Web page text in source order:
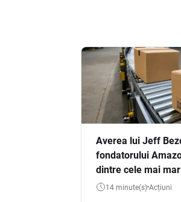
Averea lui Jeff
fondatorului
dintre cele mai
14 minute(s) Acțiuni